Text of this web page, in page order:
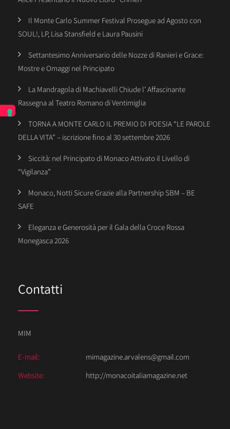
Il Monte Carlo Summer Festival Prosegue ad Agosto con
SOUL!, LP, Lisa Stansfield e Laura Pausini
Settantesimo Anniversario delle Nozze di Ranieri e Grace:
Mostre e Omaggi nel Principato
La Mandragola di Machiavelli Chiude l’ Affascinante
Rassegna al Teatro Romano di Ventimiglia
TORNA A MONTE CARLO IL PREMIO DI POESIA “LE PAROLE
DELLA VITA” – iscrizione fino al 30 settembre 2026
Siccità: nel Principato di Monaco Attivato il Livello di
“Vigilanza”
Monaco, Notti Sicure Grazie alla Partnership SBM – BE
SAFE
Eleganza e Generosità per il Gala della Croce Rossa
Monegasca 2026
Contatti
MIM
E-mail:
mimagazine.arvalens@gmail.com
Website:
http://monacoitaliamagazine.net